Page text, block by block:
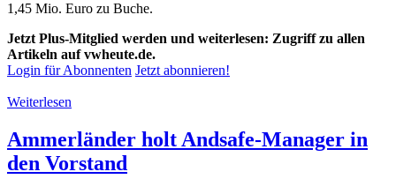
1,45 Mio. Euro zu Buche.
Jetzt Plus-Mitglied werden und weiterlesen: Zugriff zu allen
Artikeln auf vwheute.de.
Login für Abonnenten Jetzt abonnieren!
Weiterlesen
Ammerländer holt Andsafe-Manager in
den Vorstand